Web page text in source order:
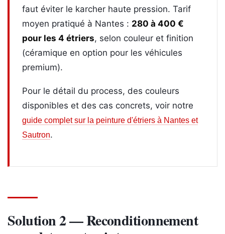
faut éviter le karcher haute pression. Tarif
moyen pratiqué à Nantes : 280 à 400 €
pour les 4 étriers, selon couleur et finition
(céramique en option pour les véhicules
premium).
Pour le détail du process, des couleurs
disponibles et des cas concrets, voir notre
guide complet sur la peinture d'étriers à Nantes et
Sautron.
Solution 2 — Reconditionnement